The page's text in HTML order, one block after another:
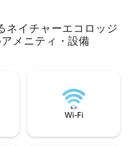
た庭。 毎日のハ
Farmで
います。Keaに
ネイチャーエコロッジ
メニティ・設備
Wi-Fi